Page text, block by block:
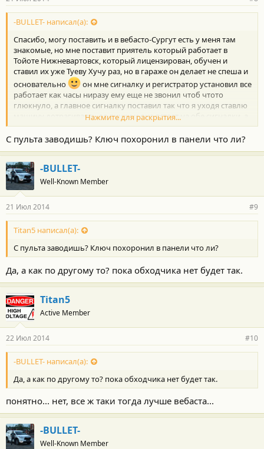
-BULLET- написал(а):
Спасибо, могу поставить и в вебасто-Сургут есть у меня там
знакомые, но мне поставит приятель который работает в
Тойоте Нижневартовск, который лицензирован, обучен и
ставил их уже Туеву Хучу раз, но в гараже он делает не спеша и
основательно
он мне сигналку и регистратор установил все
работает как часы ниразу ему еще не звонил чтоб чтото
глюкнуло, а главное сигналку поставил так что я уходя ставлю
машину дотрагиваясь до ручки и она встает на обе сигналки, а
когда с пульта завожу она с родной снимаеться и заводиться
приэтом не орет, очень удобно что ненужно пультом
постоянно открывать закрывать, лежит себе в кармане.
Нажмите для раскрытия...
С пульта заводишь? Ключ похоронил в панели что ли?
-BULLET-
Well-Known Member
21 Июл 2014 #9
Titan5 написал(а):
С пульта заводишь? Ключ похоронил в панели что ли?
Да, а как по другому то? пока обходчика нет будет так.
Titan5
Active Member
22 Июл 2014 #10
-BULLET- написал(а):
Да, а как по другому то? пока обходчика нет будет так.
понятно... нет, все ж таки тогда лучше вебаста...
-BULLET-
Well-Known Member